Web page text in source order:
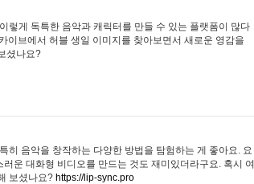
렇게 독특한 음악과 캐릭터를 만들 수 있는 플랫폼이 많다
이브에서 허블 생일 이미지를 찾아보면서 새로운 영감을
셨나요?
히 음악을 창작하는 다양한 방법을 탐험하는 게 좋아요. 요
운 대화형 비디오를 만드는 것도 재미있더라구요. 혹시 여
보셨나요? https://lip-sync.pro